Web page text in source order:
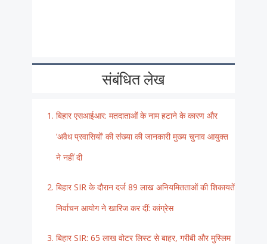
संबंधित लेख
बिहार एसआईआर: मतदाताओं के नाम हटाने के कारण और
‘अवैध प्रवासियों’ की संख्या की जानकारी मुख्य चुनाव आयुक्त
ने नहीं दी
बिहार SIR के दौरान दर्ज 89 लाख अनियमितताओं की शिकायतें
निर्वाचन आयोग ने खारिज कर दीं: कांग्रेस
बिहार SIR: 65 लाख वोटर लिस्ट से बाहर, गरीबी और मुस्लिम